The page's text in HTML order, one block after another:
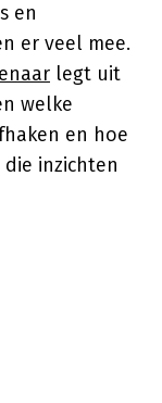
en
er veel mee.
legt uit
welke
en hoe
inzichten